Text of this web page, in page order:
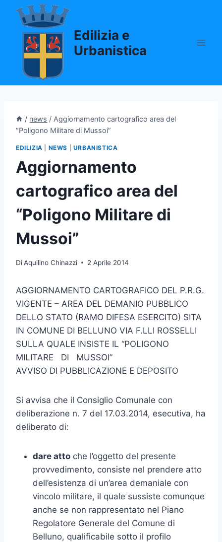
Salta
contenuto
Edilizia e
Urbanistica
/ news / Aggiornamento cartografico area del
“Poligono Militare di Mussoi”
EDILIZIA NEWS URBANISTICA
Aggiornamento
cartografico area del
“Poligono Militare di
Mussoi”
DiAquilino Chinazzi 2 Aprile 2014
AGGIORNAMENTO CARTOGRAFICO DEL P.R.G.
VIGENTE – AREA DEL DEMANIO PUBBLICO
DELLO STATO (RAMO DIFESA ESERCITO) SITA
IN COMUNE DI BELLUNO VIA F.LLI ROSSELLI
SULLA QUALE INSISTE IL “POLIGONO
MILITARE DI MUSSOI”
AVVISO DI PUBBLICAZIONE E DEPOSITO
Si avvisa che il Consiglio Comunale con
deliberazione n. 7 del 17.03.2014, esecutiva, ha
deliberato di:
dare atto che l’oggetto del presente
provvedimento, consiste nel prendere atto
dell’esistenza di un’area demaniale con
vincolo militare, il quale sussiste comunque
anche se non rappresentato nel Piano
Regolatore Generale del Comune di
Belluno, qualificabile sotto il profilo